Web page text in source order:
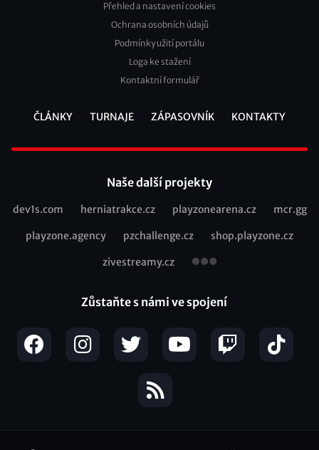
FooterPřehled a nastavení cookies
Ochrana osobních údajů
Podmínky užití portálu
Loga ke stažení
Kontaktní formulář
ČLÁNKY TURNAJE ZÁPASOVNÍK KONTAKTY
Naše další projekty
Recommended
dev1s.com herniatrakce.cz playzonearena.cz mcr.gg
playzone.agency pzchallenge.cz shop.playzone.cz
zivestreamy.cz
Zůstaňte s námi ve spojení